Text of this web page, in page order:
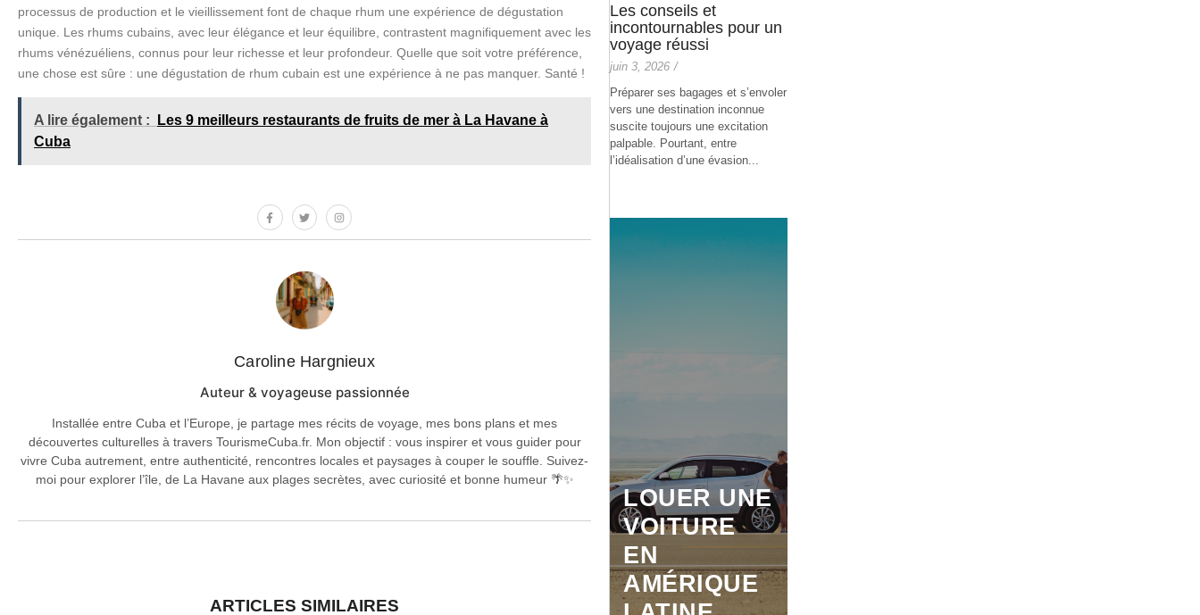
processus de production et le vieillissement font de chaque rhum une expérience de dégustation
unique. Les rhums cubains, avec leur élégance et leur équilibre, contrastent magnifiquement avec les
rhums vénézuéliens, connus pour leur richesse et leur profondeur. Quelle que soit votre préférence,
une chose est sûre : une dégustation de rhum cubain est une expérience à ne pas manquer. Santé !
A lire également :
Les 9 meilleurs restaurants de fruits de mer à La Havane à
Cuba
Caroline Hargnieux
Auteur & voyageuse passionnée
Installée entre Cuba et l’Europe, je partage mes récits de voyage, mes bons plans et mes
découvertes culturelles à travers TourismeCuba.fr. Mon objectif : vous inspirer et vous guider pour
vivre Cuba autrement, entre authenticité, rencontres locales et paysages à couper le souffle. Suivez-
moi pour explorer l’île, de La Havane aux plages secrètes, avec curiosité et bonne humeur 🌴✨
ARTICLES SIMILAIRES
Les conseils et
incontournables pour un
voyage réussi
juin 3, 2026 /
Préparer ses bagages et s’envoler
vers une destination inconnue
suscite toujours une excitation
palpable. Pourtant, entre
l’idéalisation d’une évasion...
LOUER UNE
VOITURE
EN
AMÉRIQUE